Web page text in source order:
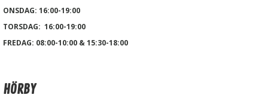
ONSDAG: 16:00-19:00
TORSDAG: 16:00-19:00
FREDAG: 08:00-10:00 & 15:30-18:00
HÖRBY